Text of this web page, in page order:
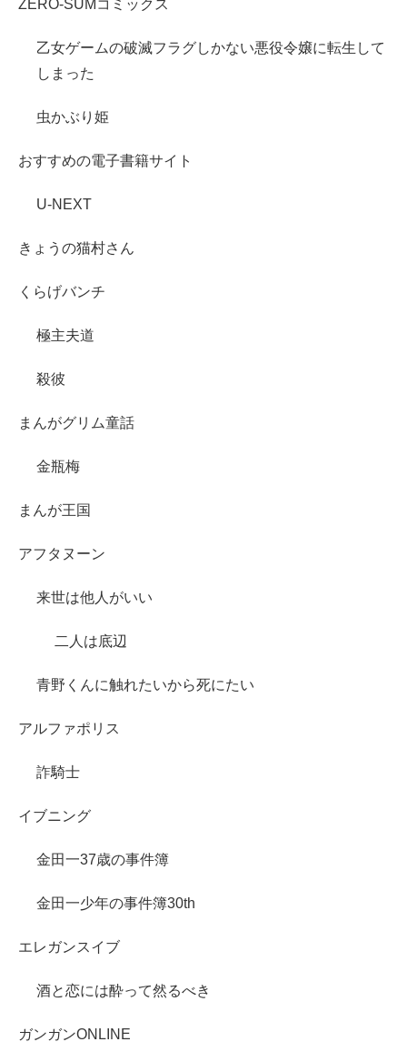
ZERO-SUMコミックス
乙女ゲームの破滅フラグしかない悪役令嬢に転生して
しまった
虫かぶり姫
おすすめの電子書籍サイト
U-NEXT
きょうの猫村さん
くらげバンチ
極主夫道
殺彼
まんがグリム童話
金瓶梅
まんが王国
アフタヌーン
来世は他人がいい
二人は底辺
青野くんに触れたいから死にたい
アルファポリス
詐騎士
イブニング
金田一37歳の事件簿
金田一少年の事件簿30th
エレガンスイブ
酒と恋には酔って然るべき
ガンガンONLINE